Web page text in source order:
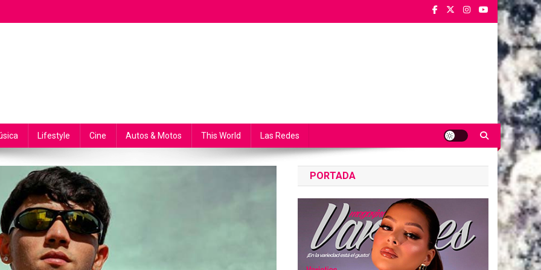
Lifestyle Cine Autos & Motos This World Las Redes
PORTADA